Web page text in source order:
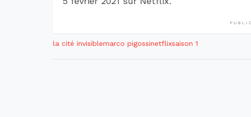
la cité invisiblemarco pigossinetflixsaison 1